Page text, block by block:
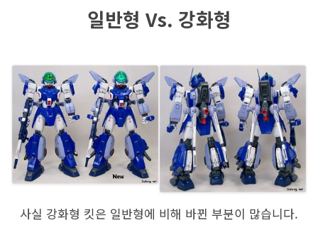
일반형 Vs. 강화형
사실 강화형 킷은 일반형에 비해 바뀐 부분이 많습니다.